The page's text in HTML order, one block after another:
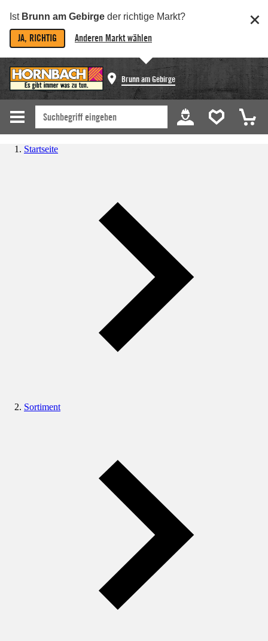
Ist Brunn am Gebirge der richtige Markt?
JA, RICHTIG Anderen Markt wählen
Brunn am Gebirge
Startseite
Sortiment